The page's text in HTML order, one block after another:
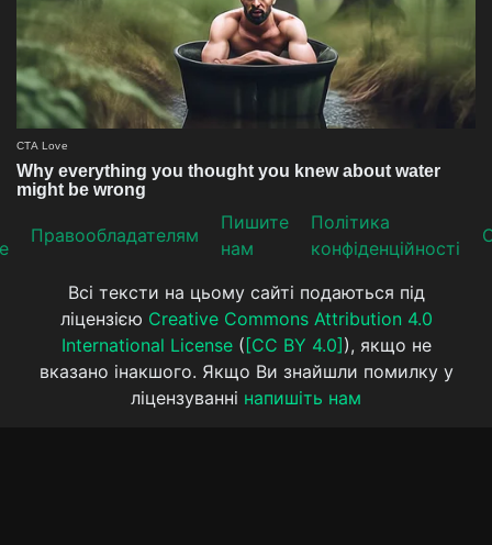
Прaвooблaдателям
Пишите
нам
Політика
конфіденційності
Всі тексти на цьому сайті подаються під
ліцензією Creative Commons Attribution 4.0
International License( [CC BY 4.0] ), якщо не
вказано інакшого. Якщо Ви знайшли помилку у
ліцензуванні напишіть нам